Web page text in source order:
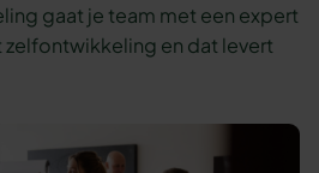
gaat je team met een expert
zelfontwikkeling en dat levert